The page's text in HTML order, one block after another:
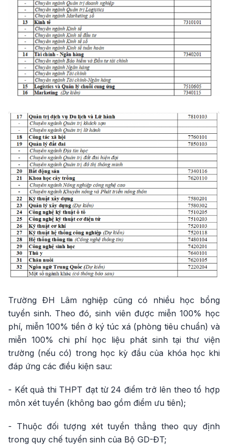
Trường ĐH Lâm nghiệp cũng có nhiều học bổng
tuyển sinh. Theo đó, sinh viên được miễn 100% học
phí, miễn 100% tiền ở ký túc xá (phòng tiêu chuẩn) và
miễn 100% chi phí học liệu phát sinh tại thư viện
trường (nếu có) trong học kỳ đầu của khóa học khi
đáp ứng các điều kiện sau:
- Kết quả thi THPT đạt từ 24 điểm trở lên theo tổ hợp
môn xét tuyển (không bao gồm điểm ưu tiên);
- Thuộc đối tượng xét tuyển thẳng theo quy định
trong quy chế tuyển sinh của Bộ GD-ĐT;